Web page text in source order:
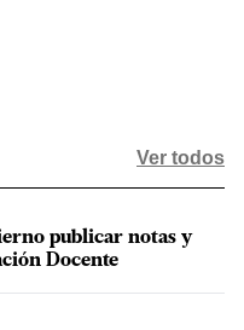
Ver todos
publicar notas y
Docente